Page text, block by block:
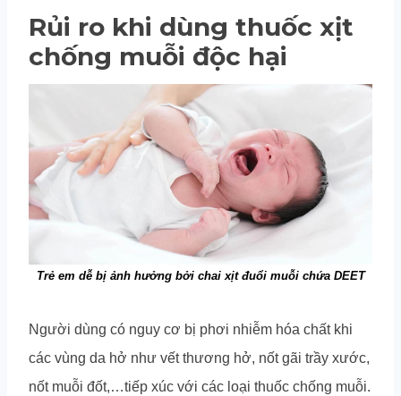
Rủi ro khi dùng thuốc xịt
chống muỗi độc hại
Trẻ em dễ bị ảnh hưởng bởi chai xịt đuổi muỗi chứa DEET
Người dùng có nguy cơ bị phơi nhiễm hóa chất khi
các vùng da hở như vết thương hở, nốt gãi trầy xước,
nốt muỗi đốt,…tiếp xúc với các loại thuốc chống muỗi.